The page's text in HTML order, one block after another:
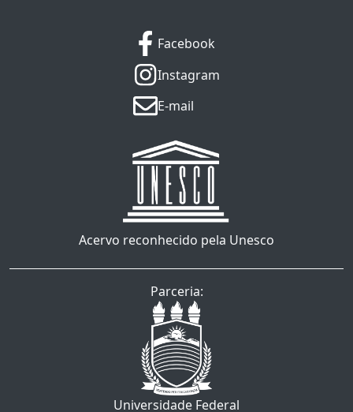
Facebook
Instagram
E-mail
Acervo reconhecido pela Unesco
Parceria:
Universidade Federal